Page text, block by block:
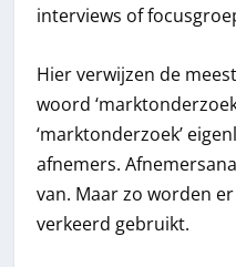
interviews of
Hier verwijzen de
woord
‘marktonderzoek’
afnemers.
van. Maar zo worden
verkeerd gebruikt.